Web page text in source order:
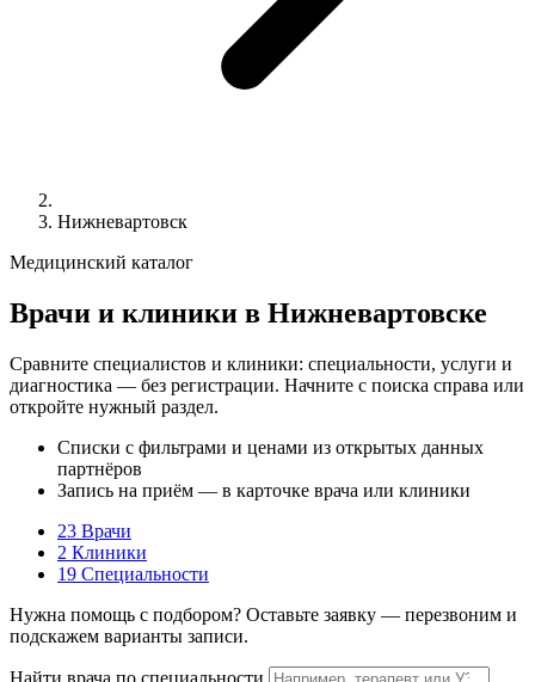
Нижневартовск
Медицинский каталог
Врачи и клиники в Нижневартовске
Сравните специалистов и клиники: специальности, услуги и
диагностика — без регистрации. Начните с поиска справа или
откройте нужный раздел.
Списки с фильтрами и ценами из открытых данных
партнёров
Запись на приём — в карточке врача или клиники
23 Врачи
2 Клиники
19 Специальности
Нужна помощь с подбором? Оставьте заявку — перезвоним и
подскажем варианты записи.
Найти врача по специальности